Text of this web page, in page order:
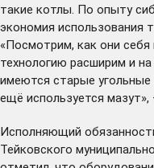
такие котлы. По опыту
экономия использования
«Посмотрим, как они
технологию расширим и
имеются старые
ещё используется
Исполняющий
Тейковского